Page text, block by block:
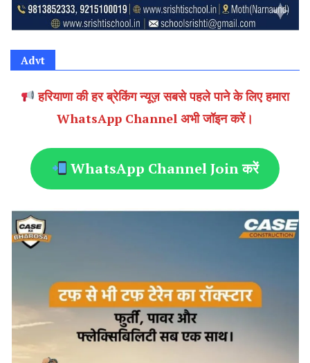
Advt
हरियाणा की हर ब्रेकिंग न्यूज़ सबसे पहले पाने के लिए हमारा
WhatsApp Channel अभी जॉइन करें।
WhatsApp Channel Join करें